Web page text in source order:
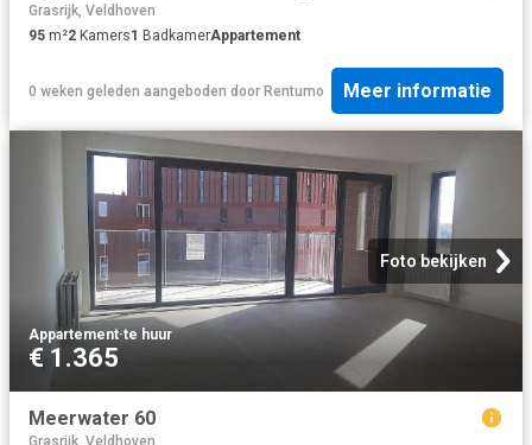
Grasrijk, Veldhoven
95 m²2 Kamers1 BadkamerAppartement
0 weken geleden aangeboden door Rentumo Meer informatie
Foto bekijken
Appartement·te huur
€ 1.365
Meerwater 60